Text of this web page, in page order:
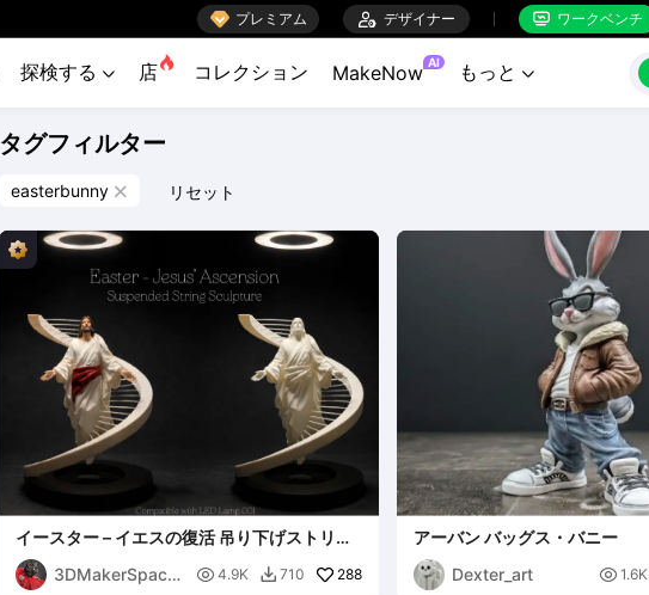
 プレミアム  デザイナー  ワークベンチ
探検する  店 コレクション MakeNow AI もっと 
タグフィルター
easterbunny  リセット
イースター – イエスの復活 吊り下げストリン
グアート
3DMakerSpace
 4.9K  710 288
アーバン バッグス・バニー
Dexter_art
 1.6K